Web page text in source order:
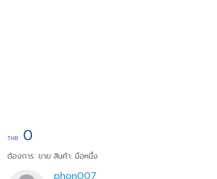
THB 0
ต้องการ: ขาย สินค้า: มือหนึ่ง
phon007